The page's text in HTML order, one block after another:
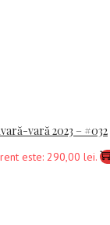
vară 2023 – #032
este: 290,00 lei.